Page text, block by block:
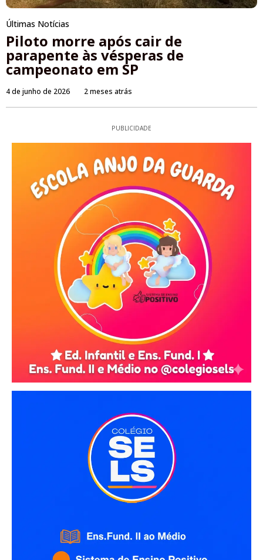
Últimas Notícias
Piloto morre após cair de
parapente às vésperas de
campeonato em SP
4 de junho de 2026 2 meses atrás
PUBLICIDADE